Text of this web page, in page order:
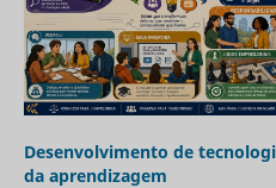
Desenvolvimento de
da aprendizagem